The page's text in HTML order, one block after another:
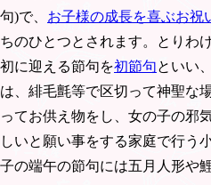
句)で、 お子様の成長を喜ぶお祝
ちのひとつとされます。とりわ
初に迎える節句を初節句といい
は、緋毛氈等で区切って神聖な
ってお供え物をし、女の子の邪
しいと願い事をする家庭で行う
子の端午の節句には五月人形や